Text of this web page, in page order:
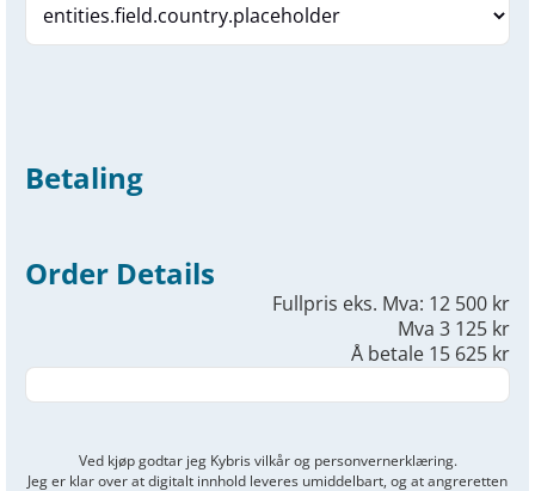
Betaling
Order Details
Fullpris eks. Mva: 12 500 kr
Mva 3 125 kr
Å betale 15 625 kr
Ved kjøp godtar jeg Kybris vilkår og personvernerklæring.
Jeg er klar over at digitalt innhold leveres umiddelbart, og at angreretten